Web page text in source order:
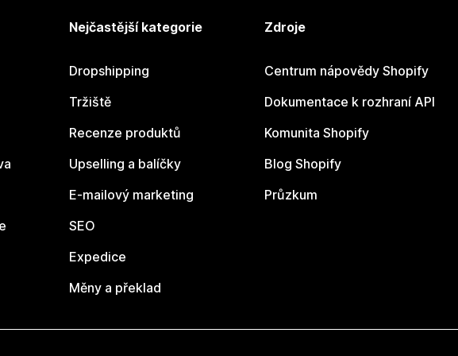
Nejčastější kategorie
Dropshipping
Tržiště
Recenze produktů
Upselling a balíčky
E-mailový marketing
SEO
Expedice
Měny a překlad
Zdroje
Centrum nápovědy Shopify
Dokumentace k rozhraní API
Komunita Shopify
Blog Shopify
Průzkum